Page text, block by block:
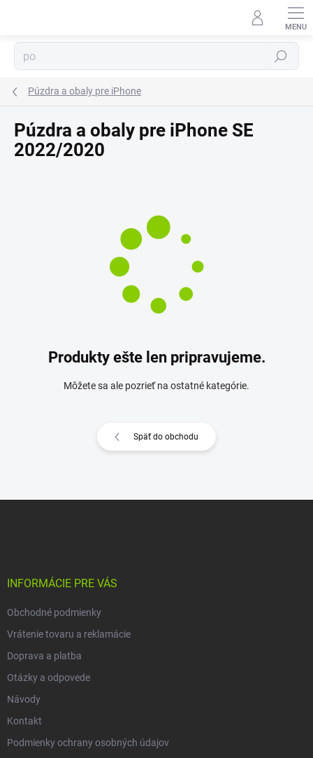
Hľadať
Púzdra a obaly pre iPhone
Púzdra a obaly pre iPhone SE
2022/2020
Produkty ešte len pripravujeme.
Môžete sa ale pozrieť na ostatné kategórie.
Späť do obchodu
INFORMÁCIE PRE VÁS
Obchodné podmienky
Vrátenie tovaru a reklamácie
Doprava a platba
Otázky a odpovede
Návody
Kontakt
Podmienky ochrany osobných údajov
⬇